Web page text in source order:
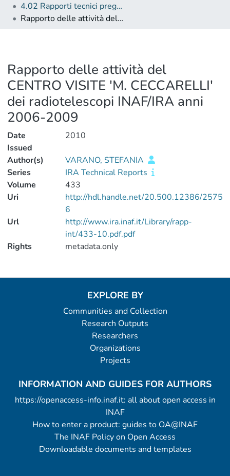
4.02 Rapporti tecnici pregressi
Rapporto delle attività del CENTRO VISITE 'M. CECCARELLI' dei radiotelescopi INAF/IRA anni 2006-2009
Rapporto delle attività del
CENTRO VISITE 'M. CECCARELLI'
dei radiotelescopi INAF/IRA anni
2006-2009
Date
Issued
2010
Author(s)
VARANO, STEFANIA
Series
IRA Technical Reports
Volume
433
Uri
http://hdl.handle.net/20.500.12386/2575
6
Url
http://www.ira.inaf.it/Library/rapp-
int/433-10.pdf.pdf
Rights
metadata.only
EXPLORE BY
Communities and Collection
Research Outputs
Researchers
Organizations
Projects
INFORMATION AND GUIDES FOR AUTHORS
https://openaccess-info.inaf.it: all about open access in
INAF
How to enter a product: guides to OA@INAF
The INAF Policy on Open Access
Downloadable documents and templates